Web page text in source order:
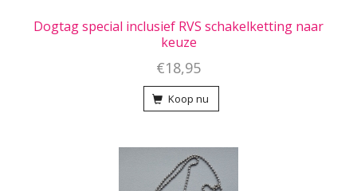
Dogtag special inclusief RVS schakelketting naar
keuze
€18,95
Koop nu